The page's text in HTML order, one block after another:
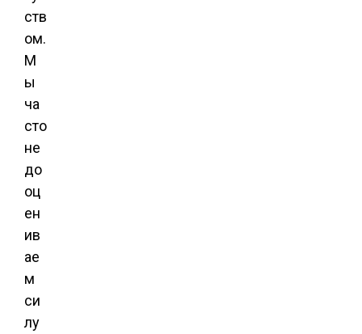
ств
ом.
М
ы
ча
сто
не
до
оц
ен
ив
ае
м
си
лу